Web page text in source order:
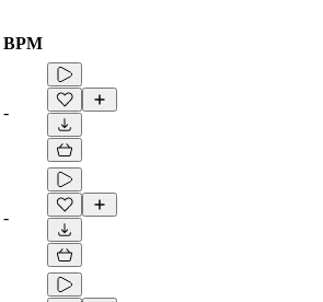
BPM
-
-